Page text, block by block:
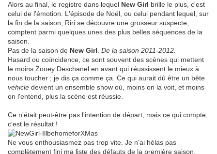
Alors au final, le registre dans lequel New Girl brille le plus, c'est
celui de l'émotion. L'épisode de Noël, ou celui pendant lequel, sur
la fin de la saison, Riri se découvre une grosseur suspecte,
comptent parmi quelques unes des plus belles séquences de la
saison.
Pas de la saison de New Girl De la saison 2011-2012.
Hasard ou coïncidence, ce sont souvent des scènes qui mettent
le moins Zooey Deschanel en avant qui réussissent le mieux à
nous toucher ; je dis ça comme ça. Ce qui aurait dû être un bête
vehicle devient un ensemble show où, moins on la voit, et moins
on l'entend, plus la scène est réussie.
Ce n'était peut-être pas l'intention de départ, mais ce qui compte,
c'est le résultat !
Ne vous enthousiasmez pas trop vite. Je n'ai hélas pas
complètement fini ma liste des défauts de la première saison,